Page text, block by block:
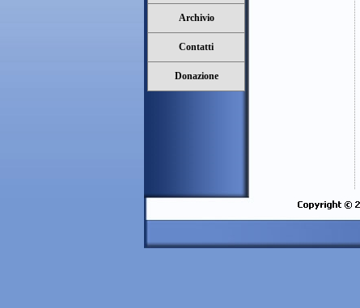
Archivio
Contatti
Donazione